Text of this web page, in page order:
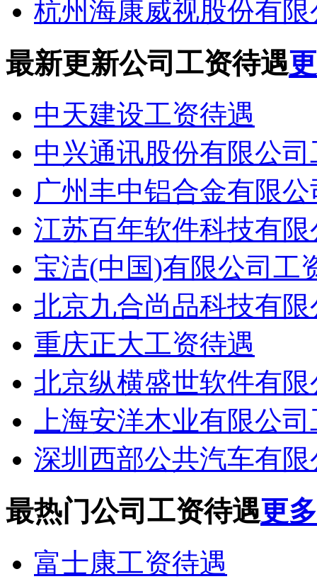
杭州海康威视股份有
最新更新公司工资待遇
中天建设工资待遇
中兴通讯股份有限公
广州丰中铝合金有限
江苏百年软件科技有
宝洁(中国)有限公司工
北京九合尚品科技有
重庆正大工资待遇
北京纵横盛世软件有
上海安洋木业有限公
深圳西部公共汽车有
最热门公司工资待遇更
富士康工资待遇